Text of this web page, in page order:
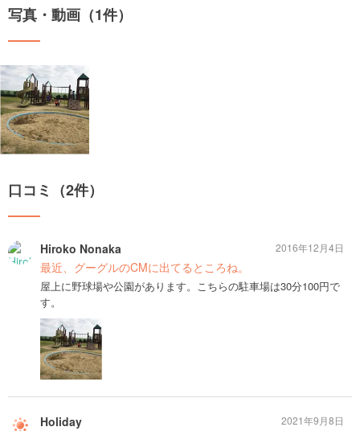
写真・動画（1件）
口コミ（2件）
Hiroko Nonaka
最近、グーグルのCMに出てるところね。
屋上に野球場や公園があります。こちらの駐車場は30分100円で
す。
2016年12月4日
Holiday 2021年9月8日